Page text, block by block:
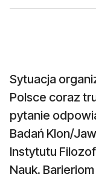
Sytuacja
Polsce coraz
pytanie
Badań Klon/
Instytutu
Nauk.